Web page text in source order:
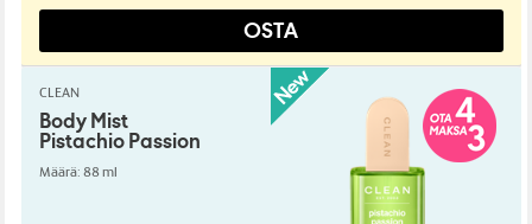
OSTA
CLEAN
Body Mist
Pistachio Passion
Määrä: 88 ml